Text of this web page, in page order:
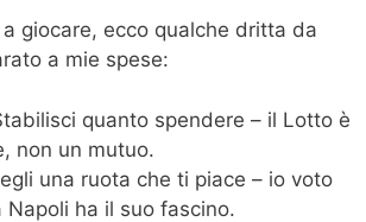
giocare, ecco qualche dritta da
a mie spese:
quanto spendere – il Lotto è
non un mutuo.
una ruota che ti piace – io voto
Napoli ha il suo fascino.